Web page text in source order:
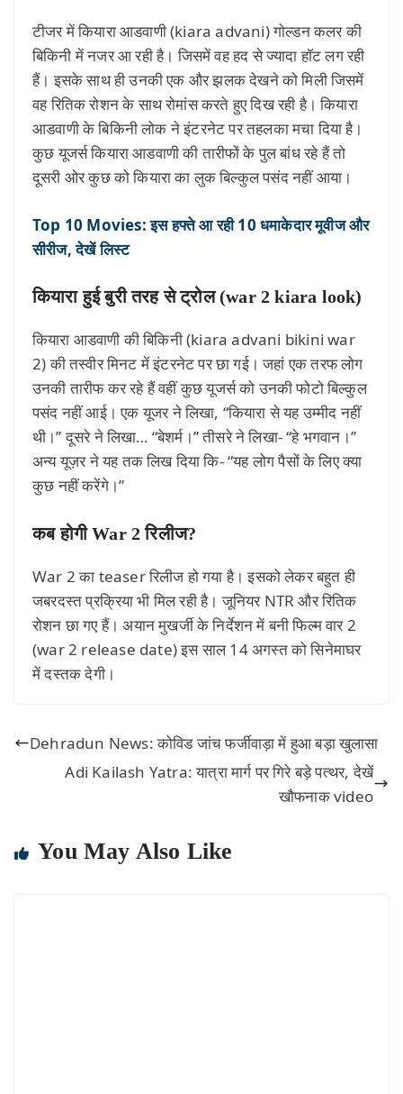
टीजर में कियारा आडवाणी (kiara advani) गोल्डन कलर की
बिकिनी में नजर आ रही है। जिसमें वह हद से ज्यादा हॉट लग रही
हैं। इसके साथ ही उनकी एक और झलक देखने को मिली जिसमें
वह रितिक रोशन के साथ रोमांस करते हुए दिख रही है। कियारा
आडवाणी के बिकिनी लोक ने इंटरनेट पर तहलका मचा दिया है।
कुछ यूजर्स कियारा आडवाणी की तारीफों के पुल बांध रहे हैं तो
दूसरी ओर कुछ को कियारा का लुक बिल्कुल पसंद नहीं आया।
Top 10 Movies: इस हफ्ते आ रही 10 धमाकेदार मूवीज और
सीरीज, देखें लिस्ट
कियारा हुई बुरी तरह से ट्रोल (war 2 kiara look)
कियारा आडवाणी की बिकिनी (kiara advani bikini war
2) की तस्वीर मिनट में इंटरनेट पर छा गई। जहां एक तरफ लोग
उनकी तारीफ कर रहे हैं वहीं कुछ यूजर्स को उनकी फोटो बिल्कुल
पसंद नहीं आई। एक यूजर ने लिखा, “कियारा से यह उम्मीद नहीं
थी।” दूसरे ने लिखा… “बेशर्म।” तीसरे ने लिखा- “हे भगवान।”
अन्य यूज़र ने यह तक लिख दिया कि- “यह लोग पैसों के लिए क्या
कुछ नहीं करेंगे।”
कब होगी War 2 रिलीज?
War 2 का teaser रिलीज हो गया है। इसको लेकर बहुत ही
जबरदस्त प्रक्रिया भी मिल रही है। जूनियर NTR और रितिक
रोशन छा गए हैं। अयान मुखर्जी के निर्देशन में बनी फिल्म वार 2
(war 2 release date) इस साल 14 अगस्त को सिनेमाघर
में दस्तक देगी।
Dehradun News: कोविड जांच फर्जीवाड़ा में हुआ बड़ा खुलासा
Adi Kailash Yatra: यात्रा मार्ग पर गिरे बड़े पत्थर, देखें
खौफनाक video
You May Also Like